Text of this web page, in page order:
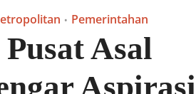
• Pemerintahan
Asal
Aspirasi